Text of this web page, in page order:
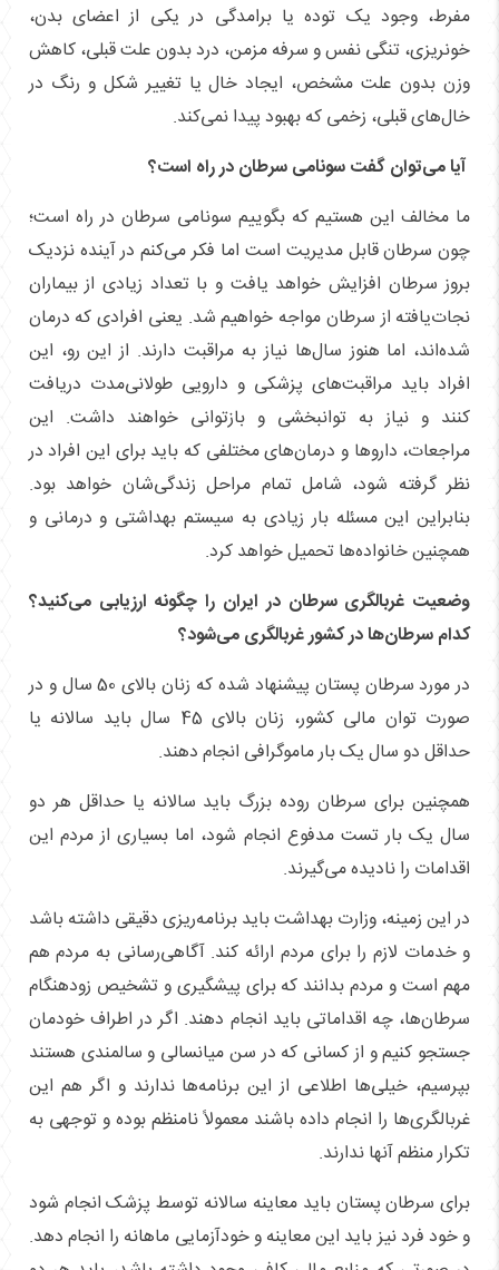
مفرط، وجود یک توده یا برامدگی در یکی از اعضای بدن،
خونریزی، تنگی نفس و سرفه مزمن، درد بدون علت قبلی، کاهش
وزن بدون علت مشخص، ایجاد خال یا تغییر شکل و رنگ در
خال‌های قبلی، زخمی که بهبود پیدا نمی‌کند.
آیا می‌توان گفت سونامی سرطان در راه است؟
ما مخالف این هستیم که بگوییم سونامی سرطان در راه است؛
چون سرطان قابل مدیریت است اما فکر می‌کنم در آینده نزدیک
بروز سرطان افزایش خواهد یافت و با تعداد زیادی از بیماران
نجات‌یافته از سرطان مواجه خواهیم شد. یعنی افرادی که درمان
شده‌اند، اما هنوز سال‌ها نیاز به مراقبت دارند. از این رو، این
افراد باید مراقبت‌های پزشکی و دارویی طولانی‌مدت دریافت
کنند و نیاز به توانبخشی و بازتوانی خواهند داشت. این
مراجعات، داروها و درمان‌های مختلفی که باید برای این افراد در
نظر گرفته شود، شامل تمام مراحل زندگی‌شان خواهد بود.
بنابراین این مسئله بار زیادی به سیستم بهداشتی و درمانی و
همچنین خانواده‌ها تحمیل خواهد کرد.
وضعیت غربالگری سرطان در ایران را چگونه ارزیابی می‌کنید؟
کدام سرطان‌‌ها در کشور غربالگری می‌شود؟
در مورد سرطان پستان پیشنهاد شده که زنان بالای 50 سال و در
صورت توان مالی کشور، زنان بالای 45 سال باید سالانه یا
حداقل دو سال یک بار ماموگرافی انجام دهند.
همچنین برای سرطان روده بزرگ باید سالانه یا حداقل هر دو
سال یک بار تست مدفوع انجام شود، اما بسیاری از مردم این
اقدامات را نادیده می‌گیرند.
در این زمینه، وزارت بهداشت باید برنامه‌ریزی دقیقی داشته باشد
و خدمات لازم را برای مردم ارائه کند. آگاهی‌رسانی به مردم هم
مهم است و مردم بدانند که برای پیشگیری و تشخیص زودهنگام
سرطان‌ها، چه اقداماتی باید انجام دهند. اگر در اطراف خودمان
جستجو کنیم و از کسانی که در سن میانسالی و سالمندی هستند
بپرسیم، خیلی‌ها اطلاعی از این برنامه‌ها ندارند و اگر هم این
غربالگری‌ها را انجام داده باشند معمولاً نامنظم بوده و توجهی به
تکرار منظم آنها ندارند.
برای سرطان پستان باید معاینه سالانه توسط پزشک انجام شود
و خود فرد نیز باید این معاینه و خودآزمایی ماهانه را انجام دهد.